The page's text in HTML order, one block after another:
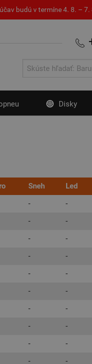
budú v termíne 4. 8. –
Disky
Sneh Led
- -
- -
- -
- -
- -
- -
- -
- -
- -
- -